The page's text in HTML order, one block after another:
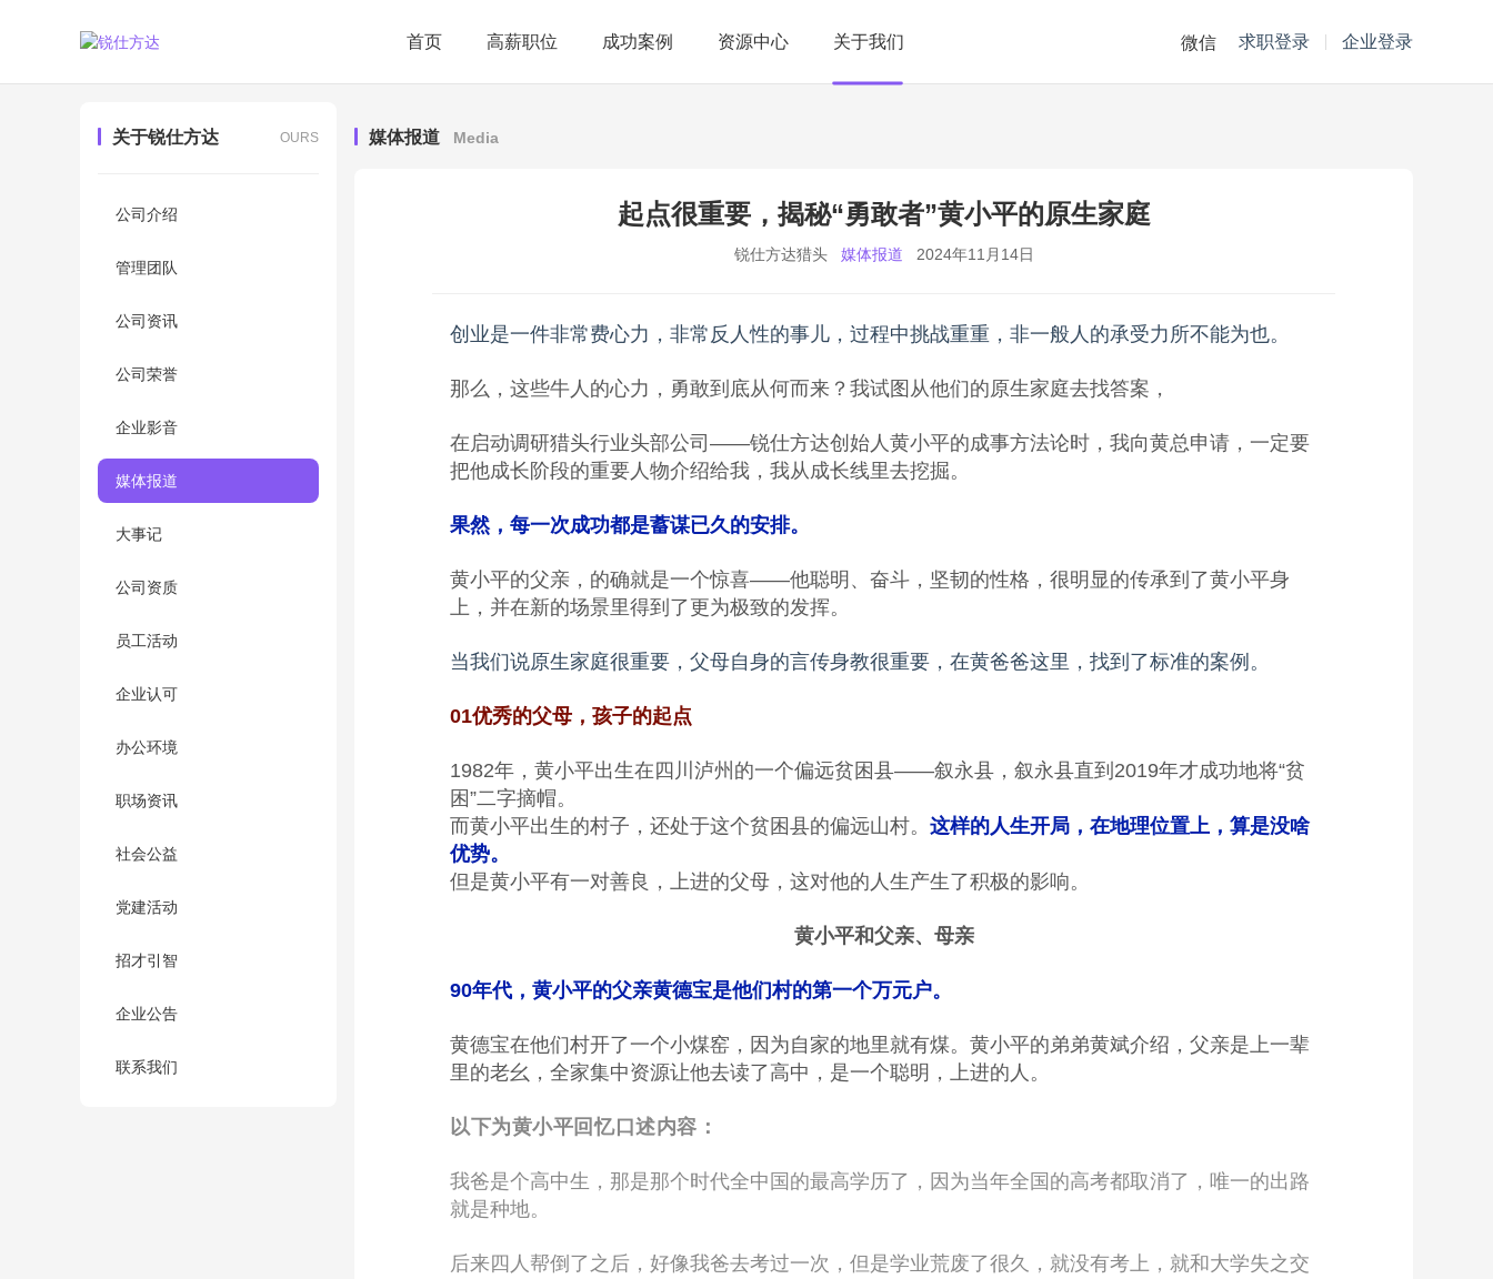
首页 高薪职位 成功案例 资源中心 关于我们 微信 求职登录 企业登录
关于锐仕方达 OURS
公司介绍
管理团队
公司资讯
公司荣誉
企业影音
媒体报道
大事记
公司资质
员工活动
企业认可
办公环境
职场资讯
社会公益
党建活动
招才引智
企业公告
联系我们
媒体报道 Media
起点很重要，揭秘“勇敢者”黄小平的原生家庭
锐仕方达猎头 媒体报道 2024年11月14日
创业是一件非常费心力，非常反人性的事儿，过程中挑战重重，非一般人的承受力所不能为也。
那么，这些牛人的心力，勇敢到底从何而来？我试图从他们的原生家庭去找答案，
在启动调研猎头行业头部公司——锐仕方达创始人黄小平的成事方法论时，我向黄总申请，一定要
把他成长阶段的重要人物介绍给我，我从成长线里去挖掘。
果然，每一次成功都是蓄谋已久的安排。
黄小平的父亲，的确就是一个惊喜——他聪明、奋斗，坚韧的性格，很明显的传承到了黄小平身
上， 并在新的场景里得到了更为极致的发挥。
当我们说原生家庭很重要，父母自身的言传身教很重要，在黄爸爸这里，找到了标准的案例。
01优秀的父母，孩子的起点
1982年，黄小平出生在四川泸州的一个偏远贫困县——叙永县，叙永县直到2019年才成功地将“贫
困”二字摘帽。
而黄小平出生的村子，还处于这个贫困县的偏远山村。 这样的人生开局，在地理位置上，算是没啥
优势。
但是黄小平有一对善良，上进的父母，这对他的人生产生了积极的影响。
黄小平和父亲、母亲
90年代，黄小平的父亲黄德宝是他们村的第一个万元户。
黄德宝在他们村开了一个小煤窑，因为自家的地里就有煤。黄小平的弟弟黄斌介绍，父亲是上一辈
里的老幺，全家集中资源让他去读了高中，是一个聪明，上进的人。
以下为黄小平回忆口述内容：
我爸是个高中生，那是那个时代全中国的最高学历了，因为当年全国的高考都取消了，唯一的出路
就是种地。
后来四人帮倒了之后，好像我爸去考过一次，但是学业荒废了很久，就没有考上，就和大学失之交